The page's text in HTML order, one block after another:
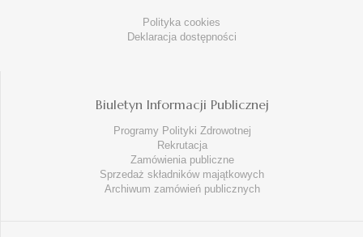
Polityka cookies
Deklaracja dostępności
Biuletyn Informacji Publicznej
Programy Polityki Zdrowotnej
Rekrutacja
Zamówienia publiczne
Sprzedaż składników majątkowych
Archiwum zamówień publicznych